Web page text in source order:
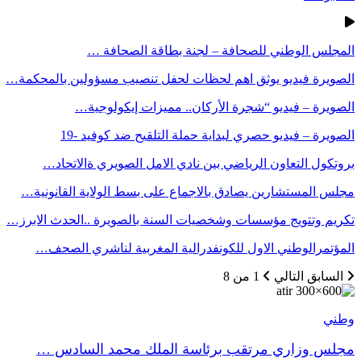
المجلس الوطني للصحافة – لجنة بطاقة الصحافة …
الصويرة فيديو يوثق اهم لحظات لحفل تنصيب مسؤولين بالمحكمة…
الصويرة – فيديو “شجرة الأركان.. مميزات إيكولوجية…
الصويرة – فيديو حصري لبداية حملة التلقيح ضد كوفيد -19
بروتكول التعاون الرياضي بين نادي الامل الصويري ةالاتحاد…
مجلس المستشارين يصادق بالاجماع على بسط الولاية القانونية…
تكريم وتتويج مؤسسات وشخصيات السنة بالصويرة ..الحدث الابرز…
المؤتمرالوطني الاول للكونفدرالية المغربية لناشري الصحف…
السابق التالي 1 من 8
وطني
مجلس وزاري مرتقب برئاسة الملك محمد السادس …